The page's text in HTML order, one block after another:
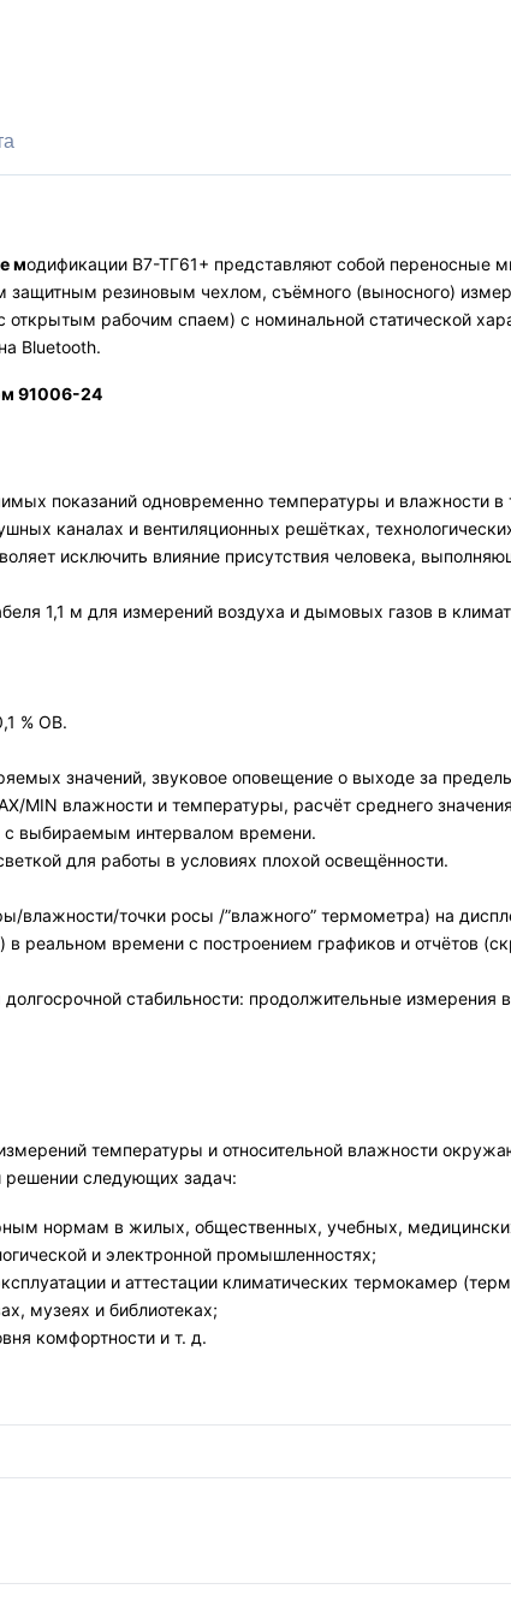
модификации В7-ТГ61+ представляют собой переносные
резиновым чехлом, съёмного (выносного)
открытым рабочим спаем) с номинальной статической
Bluetooth.
91006-24
показаний одновременно температуры и влажности
каналах и вентиляционных решётках,
исключить влияние присутствия человека,
1,1 м для измерений воздуха и дымовых газов в
% ОВ.
значений, звуковое оповещение о выходе за
MIN влажности и температуры, расчёт среднего
с выбираемым интервалом времени.
для работы в условиях плохой освещённости.
влажности/точки росы /”влажного” термометра) на
реальном времени с построением графиков и отчётов
стабильности: продолжительные измерения
температуры и относительной влажности
решении следующих задач:
нормам в жилых, общественных, учебных,
и электронной промышленностях;
и аттестации климатических термокамер
музеях и библиотеках;
комфортности и т. д.